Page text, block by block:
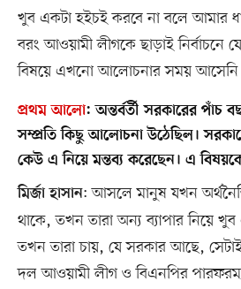
খুব একটা হইচই করবে না বলে আমার
বরং আওয়ামী লীগকে ছাড়াই নির্বাচনে
বিষয়ে এখনো আলোচনার সময় আসেনি
প্রথম আলো:অন্তর্বর্তী সরকারের পাঁচ
সম্প্রতি কিছু আলোচনা উঠেছিল।
কেউ এ নিয়ে মন্তব্য করেছেন। এ
মির্জা হাসান: আসলে মানুষ যখন
থাকে, তখন তারা অন্য ব্যাপার নিয়ে খুব
তখন তারা চায়, যে সরকার আছে,
দল আওয়ামী লীগ ও বিএনপির